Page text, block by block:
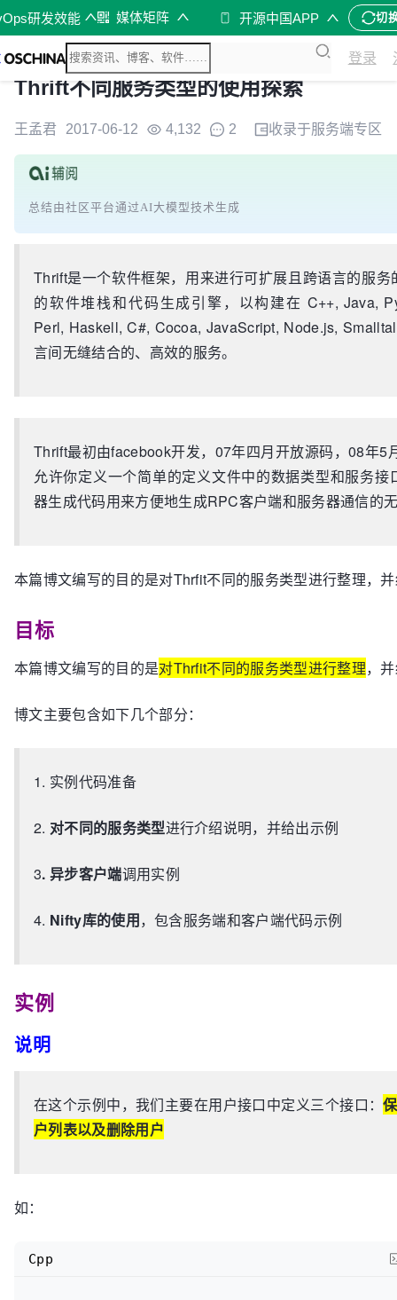
研发效能 媒体矩阵 开源中国APP 切
登录
Thrift不同服务类型的使用探索
王孟君 2017-06-12 4,132 2 收录于服务端专区
总结由社区平台通过AI大模型技术生成
Thrift是一个软件框架，用来进行可扩展且跨语言的服
的软件堆栈和代码生成引擎，以构建在 C++, Java,
Perl, Haskell, C#, Cocoa, JavaScript, Node.js,
言间无缝结合的、高效的服务。
Thrift最初由facebook开发，07年四月开放源码，08年5
允许你定义一个简单的定义文件中的数据类型和服务
器生成代码用来方便地生成RPC客户端和服务器通信的
本篇博文编写的目的是对Thrfit不同的服务类型进行整理，
目标
本篇博文编写的目的是对Thrfit不同的服务类型进行整理，
博文主要包含如下几个部分：
1. 实例代码准备
2. 对不同的服务类型进行介绍说明，并给出示例
3. 异步客户端调用实例
4. Nifty库的使用，包含服务端和客户端代码示例
实例
说明
在这个示例中，我们主要在用户接口中定义三个接口：
户列表以及删除用户
如：
Cpp